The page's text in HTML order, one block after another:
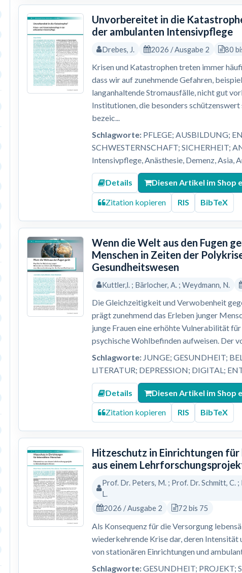
Unvorbereitet in die
der ambulanten Intensivpflege
Drebes, J. 2026 / Ausgabe 2 80
Krisen und Katastrophen treten immer
dass wir auf zunehmende Gefahren,
langanhaltende Stromausfälle, nicht gut
Institutionen, die besonders
bezeic...
Schlagworte: PFLEGE; AUSBILDUNG;
SCHWESTERNSCHAFT; SICHERHEIT;
Intensivpflege, Anästhesie, Demenz, Asia,
Details Diesen Artikel im Shop
Zitation kopieren RIS BibTeX
Wenn die Welt aus den Fugen
Menschen in Zeiten der
Gesundheitswesen
Kuttler,l. ; Bärlocher, A. ; Weydmann, N.
Die Gleichzeitigkeit und Verwobenheit
prägt zunehmend das Erleben junger
junge Frauen eine erhöhte Vulnerabilität
psychische Wohlbefinden aufweisen. Der
Schlagworte: JUNGE; GESUNDHEIT;
LITERATUR; DEPRESSION; DIGITAL;
Details Diesen Artikel im Shop
Zitation kopieren RIS BibTeX
Hitzeschutz in Einrichtungen
aus einem
Prof. Dr. Peters, M. ; Prof. Dr. Schmitt, C.
L.
2026 / Ausgabe 2
72 bis 75
Als Konsequenz für die Versorgung
wiederkehrende Krise dar, deren
von stationären Einrichtungen und
Schlagworte:GESUNDHEIT; PROJEKT;